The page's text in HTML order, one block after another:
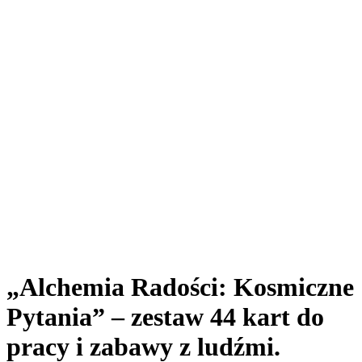
„Alchemia Radości: Kosmiczne
Pytania” – zestaw 44 kart do
pracy i zabawy z ludźmi.